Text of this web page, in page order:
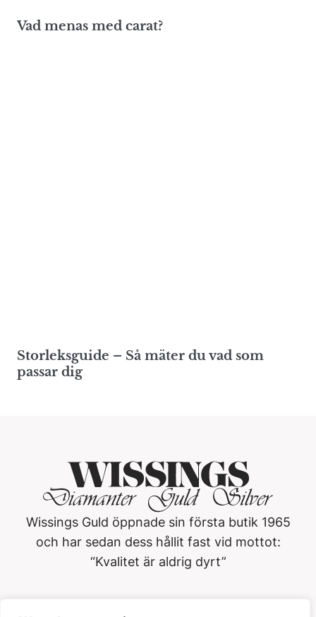
Vad menas med carat?
Storleksguide – Så mäter du vad som
passar dig
Wissings Guld öppnade sin första butik 1965
och har sedan dess hållit fast vid mottot:
“Kvalitet är aldrig dyrt”